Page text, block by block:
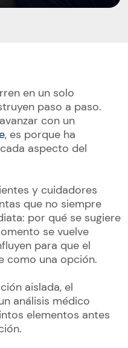
en un solo
paso a paso.
con un
, es porque ha
aspecto del
y cuidadores
que no siempre
por qué se sugiere
se vuelve
para que el
como una opción.
aislada, el
análisis médico
elementos antes